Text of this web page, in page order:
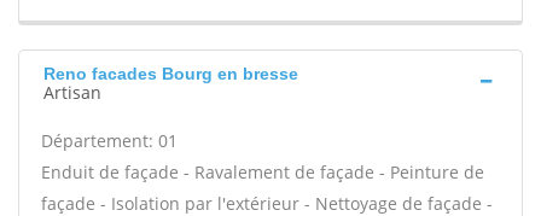
Reno facades Bourg en bresse
Artisan
Département: 01
Enduit de façade - Ravalement de façade - Peinture de
façade - Isolation par l'extérieur - Nettoyage de façade -